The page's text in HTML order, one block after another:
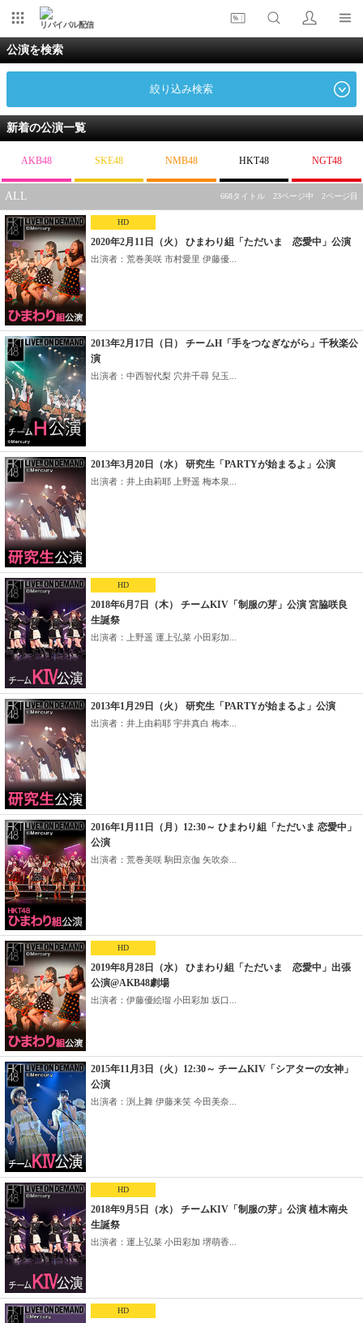
リバイバル配信
公演を検索
絞り込み検索
新着の公演一覧
AKB48 SKE48 NMB48 HKT48 NGT48
ALL 668タイトル 23ページ中 2ページ目
HD
2020年2月11日（火） ひまわり組「ただいま 恋愛中」公演
出演者：荒巻美咲 市村愛里 伊藤優...
2013年2月17日（日） チームH「手をつなぎながら」千秋楽公
演
出演者：中西智代梨 穴井千尋 兒玉...
2013年3月20日（水） 研究生「PARTYが始まるよ」公演
出演者：井上由莉耶 上野遥 梅本泉...
HD
2018年6月7日（木） チームKIV「制服の芽」公演 宮脇咲良
生誕祭
出演者：上野遥 運上弘菜 小田彩加...
2013年1月29日（火） 研究生「PARTYが始まるよ」公演
出演者：井上由莉耶 宇井真白 梅本...
2016年1月11日（月）12:30～ ひまわり組「ただいま 恋愛中」
公演
出演者：荒巻美咲 駒田京伽 矢吹奈...
HD
2019年8月28日（水） ひまわり組「ただいま 恋愛中」出張
公演@AKB48劇場
出演者：伊藤優絵瑠 小田彩加 坂口...
2015年11月3日（火）12:30～ チームKIV「シアターの女神」
公演
出演者：渕上舞 伊藤来笑 今田美奈...
HD
2018年9月5日（水） チームKIV「制服の芽」公演 植木南央
生誕祭
出演者：運上弘菜 小田彩加 堺萌香...
HD